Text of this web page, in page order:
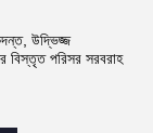
উদ্ভিজ্জ
বিস্তৃত পরিসর সরবরাহ